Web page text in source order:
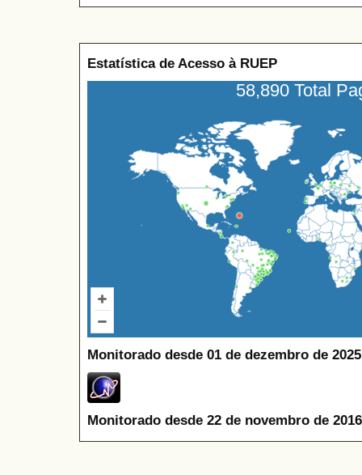
Estatística de Acesso à RUEP
58,890 Total
Monitorado desde 01 de dezembro de
Monitorado desde 22 de novembro de